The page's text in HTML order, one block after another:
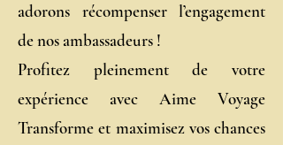
adorons récompenser l’engagement
de nos ambassadeurs !
Profitez pleinement de votre
expérience avec Aime Voyage
Transforme et maximisez vos chances